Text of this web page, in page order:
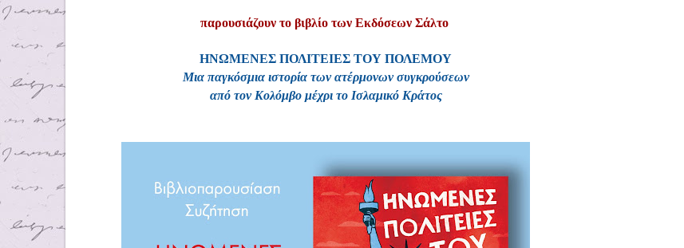
παρουσιάζουν το βιβλίο των Εκδόσεων Σάλτο
ΗΝΩΜΕΝΕΣ ΠΟΛΙΤΕΙΕΣ ΤΟΥ ΠΟΛΕΜΟΥ
Μια παγκόσμια ιστορία των ατέρμονων συγκρούσεων
από τον Κολόμβο μέχρι το Ισλαμικό Κράτος